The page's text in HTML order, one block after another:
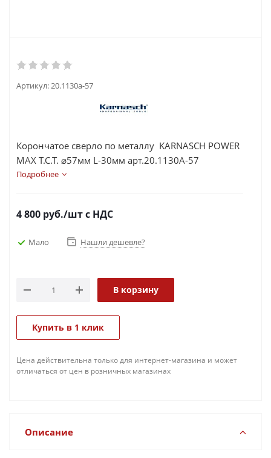
Артикул:20.1130а-57
Корончатое сверло по металлу KARNASCH POWER
MAX T.C.T. ⌀57мм L-30мм арт.20.1130A-57
Подробнее
4 800 руб./штс НДС
Мало Нашли дешевле?
В корзину
Купить в 1 клик
Цена действительна только для интернет-магазина и может
отличаться от цен в розничных магазинах
Описание